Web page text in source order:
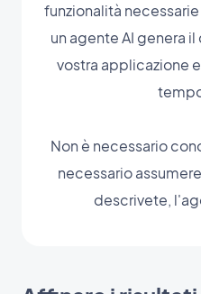
funzionalità
un agente AI genera
vostra applicazione
Non è necessario
necessario
descrivete,